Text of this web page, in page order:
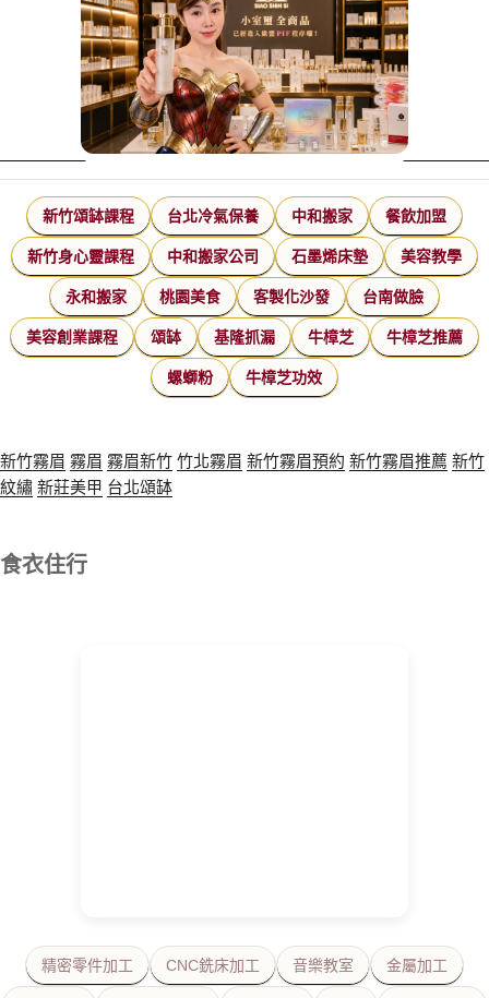
新竹頌缽課程 台北冷氣保養 中和搬家 餐飲加盟
新竹身心靈課程 中和搬家公司 石墨烯床墊 美容教學
永和搬家 桃園美食 客製化沙發 台南做臉
美容創業課程 頌缽 基隆抓漏 牛樟芝 牛樟芝推薦
螺螄粉 牛樟芝功效
新竹霧眉 霧眉 霧眉新竹竹北霧眉 新竹霧眉預約 新竹霧眉推薦 新竹
紋繡新莊美甲 台北頌缽
食衣住行
精密零件加工 CNC銑床加工 音樂教室 金屬加工